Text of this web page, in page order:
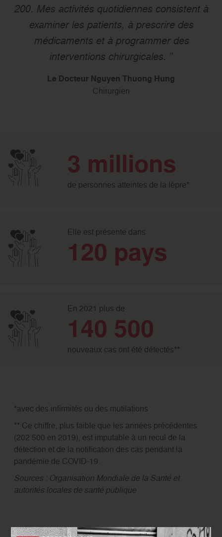
200. Mes activités quotidiennes consistent à
examiner les patients, à prescrire des
médicaments et à programmer des
interventions chirurgicales.
Le Docteur Nguyen Thuong Hung
Chirurgien
3 millions
de personnes atteintes de la lèpre*
Elle est présente dans
120 pays
En 2021 plus de
140 500
nouveaux cas ont été détectés**
*avec des infirmités ou des mutilations
** Ce chiffre, plus faible que les années précédentes
(202 500 en 2019), est imputable à un recul de la
détection et de la notification des cas pendant la
pandémie de COVID-19.
Sources : Organisation Mondiale de la Santé et
autorités locales de santé publique